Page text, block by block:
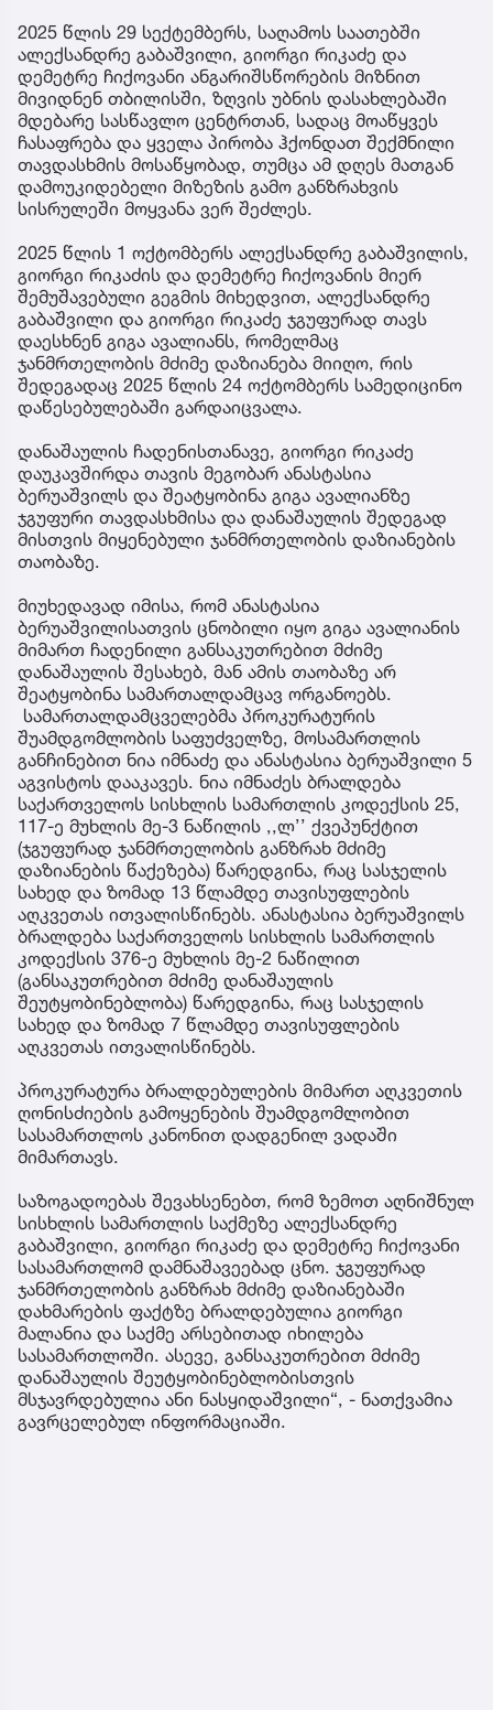
2025 წლის 29 სექტემბერს, საღამოს საათებში
ალექსანდრე გაბაშვილი, გიორგი რიკაძე და
დემეტრე ჩიქოვანი ანგარიშსწორების მიზნით
მივიდნენ თბილისში, ზღვის უბნის დასახლებაში
მდებარე სასწავლო ცენტრთან, სადაც მოაწყვეს
ჩასაფრება და ყველა პირობა ჰქონდათ შექმნილი
თავდასხმის მოსაწყობად, თუმცა ამ დღეს მათგან
დამოუკიდებელი მიზეზის გამო განზრახვის
სისრულეში მოყვანა ვერ შეძლეს.
2025 წლის 1 ოქტომბერს ალექსანდრე გაბაშვილის,
გიორგი რიკაძის და დემეტრე ჩიქოვანის მიერ
შემუშავებული გეგმის მიხედვით, ალექსანდრე
გაბაშვილი და გიორგი რიკაძე ჯგუფურად თავს
დაესხნენ გიგა ავალიანს, რომელმაც
ჯანმრთელობის მძიმე დაზიანება მიიღო, რის
შედეგადაც 2025 წლის 24 ოქტომბერს სამედიცინო
დაწესებულებაში გარდაიცვალა.
დანაშაულის ჩადენისთანავე, გიორგი რიკაძე
დაუკავშირდა თავის მეგობარ ანასტასია
ბერუაშვილს და შეატყობინა გიგა ავალიანზე
ჯგუფური თავდასხმისა და დანაშაულის შედეგად
მისთვის მიყენებული ჯანმრთელობის დაზიანების
თაობაზე.
მიუხედავად იმისა, რომ ანასტასია
ბერუაშვილისათვის ცნობილი იყო გიგა ავალიანის
მიმართ ჩადენილი განსაკუთრებით მძიმე
დანაშაულის შესახებ, მან ამის თაობაზე არ
შეატყობინა სამართალდამცავ ორგანოებს.
სამართალდამცველებმა პროკურატურის
შუამდგომლობის საფუძველზე, მოსამართლის
განჩინებით ნია იმნაძე და ანასტასია ბერუაშვილი 5
აგვისტოს დააკავეს. ნია იმნაძეს ბრალდება
საქართველოს სისხლის სამართლის კოდექსის 25,
117-ე მუხლის მე-3 ნაწილის ,,ლ’’ ქვეპუნქტით
(ჯგუფურად ჯანმრთელობის განზრახ მძიმე
დაზიანების წაქეზება) წარედგინა, რაც სასჯელის
სახედ და ზომად 13 წლამდე თავისუფლების
აღკვეთას ითვალისწინებს. ანასტასია ბერუაშვილს
ბრალდება საქართველოს სისხლის სამართლის
კოდექსის 376-ე მუხლის მე-2 ნაწილით
(განსაკუთრებით მძიმე დანაშაულის
შეუტყობინებლობა) წარედგინა, რაც სასჯელის
სახედ და ზომად 7 წლამდე თავისუფლების
აღკვეთას ითვალისწინებს.
პროკურატურა ბრალდებულების მიმართ აღკვეთის
ღონისძიების გამოყენების შუამდგომლობით
სასამართლოს კანონით დადგენილ ვადაში
მიმართავს.
საზოგადოებას შევახსენებთ, რომ ზემოთ აღნიშნულ
სისხლის სამართლის საქმეზე ალექსანდრე
გაბაშვილი, გიორგი რიკაძე და დემეტრე ჩიქოვანი
სასამართლომ დამნაშავეებად ცნო. ჯგუფურად
ჯანმრთელობის განზრახ მძიმე დაზიანებაში
დახმარების ფაქტზე ბრალდებულია გიორგი
მალანია და საქმე არსებითად იხილება
სასამართლოში. ასევე, განსაკუთრებით მძიმე
დანაშაულის შეუტყობინებლობისთვის
მსჯავრდებულია ანი ნასყიდაშვილი“, - ნათქვამია
გავრცელებულ ინფორმაციაში.